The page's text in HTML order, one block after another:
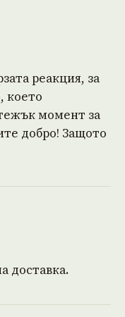
реакция, за
което
момент за
добро! Защото
доставка.